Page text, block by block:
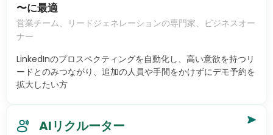
〜に最適
営業チーム、リードジェネレーションの専門家、ビジネスオー
ナー
LinkedInのプロスペクティングを自動化し、高い意欲を持つリ
ードとのみつながり、追加の人員や手間をかけずにデモ予約を
拡大したい方
AIリクルーター